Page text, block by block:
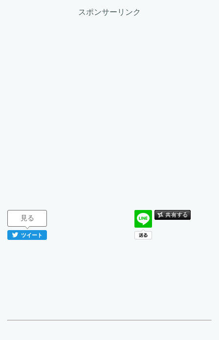
スポンサーリンク
見る
ツイート